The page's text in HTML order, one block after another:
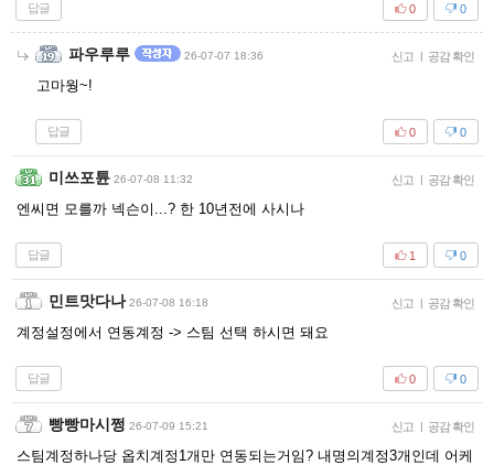
답글 0
0
파우루루 26-07-07 18:36 신고 | 공감 확인
고마웡~!
답글 0
0
미쓰포튠 26-07-08 11:32 신고 | 공감 확인
엔씨면 모를까 넥슨이...? 한 10년전에 사시나
답글 0
1
민트맛다나 26-07-08 16:18 신고 | 공감 확인
계정설정에서 연동계정 -> 스팀 선택 하시면 돼요
답글 0
0
빵빵마시쩡 26-07-09 15:21 신고 | 공감 확인
스팀계정하나당 옵치계정1개만 연동되는거임? 내명의계정3개인데 어케